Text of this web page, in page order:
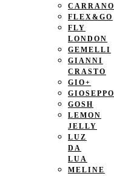
CARRANO
FLEX&GO
FLY
LONDON
GEMELLI
GIANNI
CRASTO
GIO+
GIOSEPPO
GOSH
LEMON
JELLY
LUZ
DA
LUA
MELINE